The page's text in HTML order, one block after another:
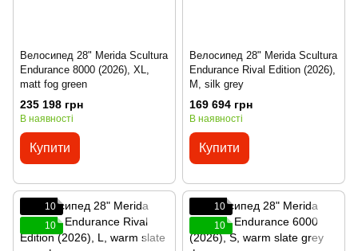
Велосипед 28" Merida Scultura
Endurance 8000 (2026), XL,
matt fog green
235 198 грн
В наявності
Купити
Велосипед 28" Merida Scultura
Endurance Rival Edition (2026),
M, silk grey
169 694 грн
В наявності
Купити
10
10
10
10